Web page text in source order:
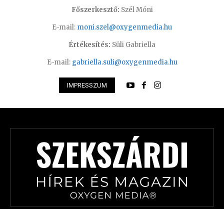
Főszerkesztő: Szél Móni
E-mail: moni.szel@oxygenmedia.hu
Értékesítés: Süli Gabriella
E-mail: gabriella.suli@oxygenmedia.hu
IMPRESSZUM